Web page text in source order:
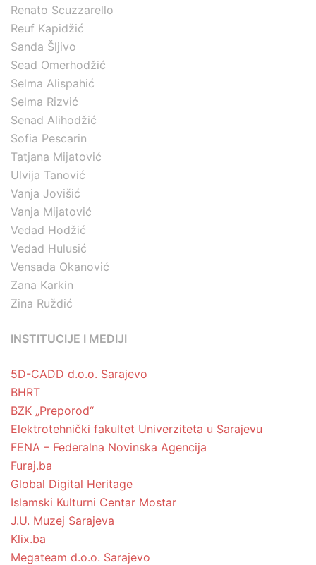
Renato Scuzzarello
Reuf Kapidžić
Sanda Šljivo
Sead Omerhodžić
Selma Alispahić
Selma Rizvić
Senad Alihodžić
Sofia Pescarin
Tatjana Mijatović
Ulvija Tanović
Vanja Jovišić
Vanja Mijatović
Vedad Hodžić
Vedad Hulusić
Vensada Okanović
Zana Karkin
Zina Ruždić
INSTITUCIJE I MEDIJI
5D-CADD d.o.o. Sarajevo
BHRT
BZK „Preporod“
Elektrotehnički fakultet Univerziteta u Sarajevu
FENA – Federalna Novinska Agencija
Furaj.ba
Global Digital Heritage
Islamski Kulturni Centar Mostar
J.U. Muzej Sarajeva
Klix.ba
Megateam d.o.o. Sarajevo